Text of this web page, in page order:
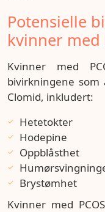
Potensielle
kvinner med
Kvinner med
bivirkningene
Clomid, inkludert:
Hetetokter
Hodepine
Oppblåsthet
Brystømhet
Kvinner med